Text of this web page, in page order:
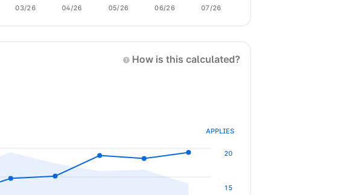
03/26 04/26 05/26 06/26 07/26
How is this calculated?
15
20
APPLIES